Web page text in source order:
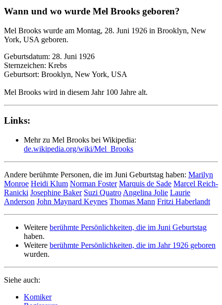
Wann und wo wurde Mel Brooks geboren?
Mel Brooks wurde am Montag, 28. Juni 1926 in Brooklyn, New
York, USA geboren.
Geburtsdatum: 28. Juni 1926
Sternzeichen: Krebs
Geburtsort: Brooklyn, New York, USA
Mel Brooks wird in diesem Jahr 100 Jahre alt.
Links:
Mehr zu Mel Brooks bei Wikipedia:
de.wikipedia.org/wiki/Mel_Brooks
Andere berühmte Personen, die im Juni Geburtstag haben: Marilyn
Monroe Heidi Klum Norman Foster Marquis de Sade Marcel Reich-
Ranicki Josephine Baker Suzi Quatro Angelina Jolie Laurie
Anderson John Maynard Keynes Thomas Mann Fritzi Haberlandt
Weitere berühmte Persönlichkeiten, die im Juni Geburtstag
haben.
Weitere berühmte Persönlichkeiten, die im Jahr 1926 geboren
wurden.
Siehe auch:
Komiker